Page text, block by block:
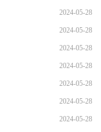
2024-05-28
2024-05-28
2024-05-28
2024-05-28
2024-05-28
2024-05-28
2024-05-28